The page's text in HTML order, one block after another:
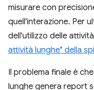
misurare con
quell'interazione. Per
dell'utilizzo delle
attività lunghe" della
Il problema finale è
lunghe genera report